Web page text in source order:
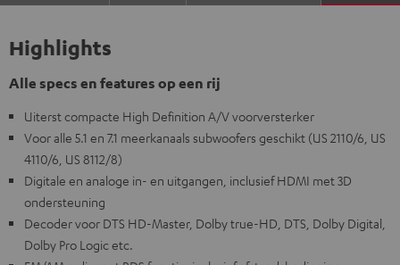
Highlights
Alle specs en features op een rij
Uiterst compacte High Definition A/V voorversterker
Voor alle 5.1 en 7.1 meerkanaals subwoofers geschikt (US 2110/6, US
4110/6, US 8112/8)
Digitale en analoge in- en uitgangen, inclusief HDMI met 3D
ondersteuning
Decoder voor DTS HD-Master, Dolby true-HD, DTS, Dolby Digital,
Dolby Pro Logic etc.